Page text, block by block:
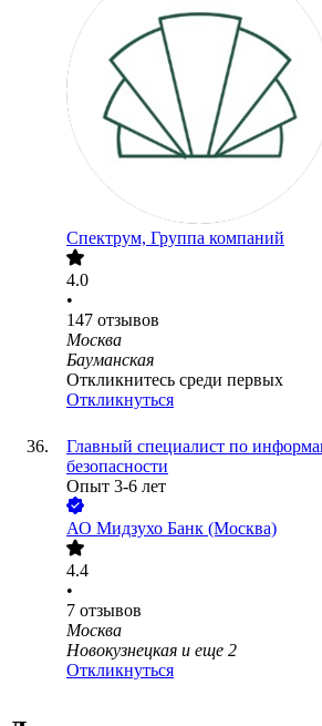
Спектрум, Группа компаний
4.0
•
147 отзывов
Москва
Бауманская
Откликнитесь среди первых
Откликнуться
Главный специалист по
безопасности
Опыт 3-6 лет
АО Мидзухо Банк (Москва)
4.4
•
7 отзывов
Москва
Новокузнецкая и еще 2
Откликнуться